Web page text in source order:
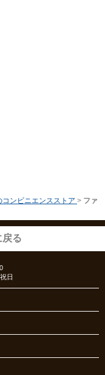
コンビニエンスストア > ファ
戻る
日